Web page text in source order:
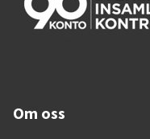
Om oss